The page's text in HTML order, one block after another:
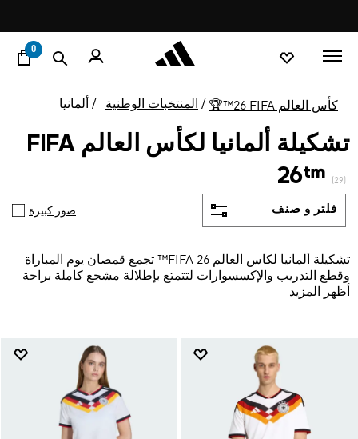
promotion
rotation
0
كأس العالم ‎™26 FIFA🏆‏ المنتخبات الوطنية ألمانيا
تشكيلة ألمانيا لكأس العالم FIFA
26™
(29)
فلتر و صنف صور كبيرة
تشكيلة ألمانيا لكأس العالم FIFA 26™ تجمع قمصان يوم المباراة
وقطع التدريب والإكسسوارات لتتمتع بإطلالة مشجع كاملة براحة
ووضوح.
أظهر المزيد